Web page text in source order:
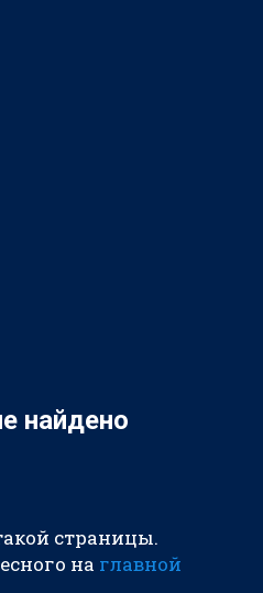
найдено
страницы.
на главной